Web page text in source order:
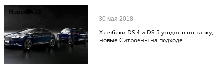
Новости
Хэтчбеки DS 4 и DS 5 уходят в отставку,
новые Ситроены на подходе
30 мая 2018